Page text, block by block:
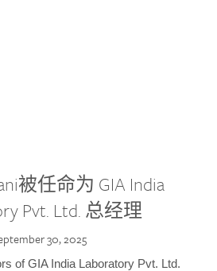
被任命为 GIA India
Pvt. Ltd. 总经理
30, 2025
of GIA India Laboratory Pvt. Ltd.